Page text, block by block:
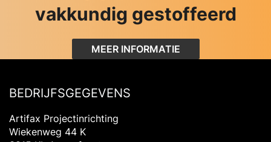
vakkundig gestoffeerd
MEER INFORMATIE
BEDRIJFSGEGEVENS
Artifax Projectinrichting
Wiekenweg 44 K